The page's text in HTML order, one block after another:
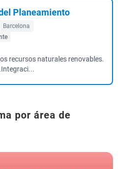
Planeamiento
Barcelona
recursos naturales renovables.
por área de